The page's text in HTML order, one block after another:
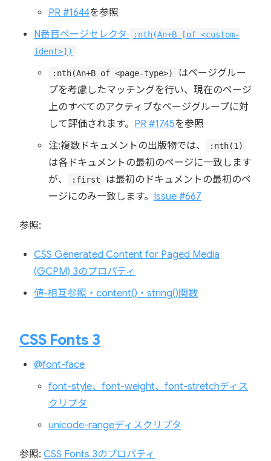
PR #1644を参照
N番目ページセレクタ
:nth(An+B [of <custom-
ident>])
:nth(An+B of <page-type>)
はページグルー
プを考慮したマッチングを行い、現在のページ
上のすべてのアクティブなページグループに対
して評価されます。 PR #1745を参照
注:複数ドキュメントの出版物では、
:nth(1)
は各ドキュメントの最初のページに一致します
が、
:first
は最初のドキュメントの最初のペ
ージにのみ一致します。 Issue #667
参照:
CSS Generated Content for Paged Media
(GCPM) 3のプロパティ
値-相互参照・content()・string()関数
CSS Fonts 3
@font-face
font-style、font-weight、font-stretchディス
クリプタ
unicode-rangeディスクリプタ
参照: CSS Fonts 3のプロパティ